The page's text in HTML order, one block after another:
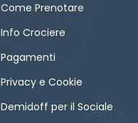
Come Prenotare
Info Crociere
Pagamenti
Privacy e Cookie
Demidoff per il Sociale